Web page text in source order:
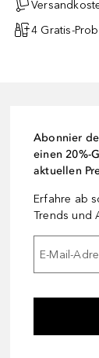
4 Gratis-
Abonnier
einen 20%-
aktuellen
Erfahre ab
Trends und
E-Mail-